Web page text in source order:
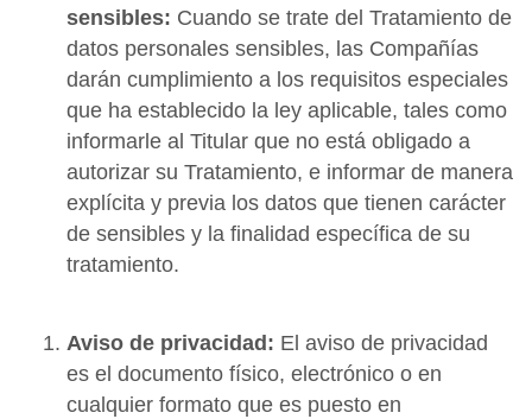
sensibles: Cuando se trate del Tratamiento de
datos personales sensibles, las Compañías
darán cumplimiento a los requisitos especiales
que ha establecido la ley aplicable, tales como
informarle al Titular que no está obligado a
autorizar su Tratamiento, e informar de manera
explícita y previa los datos que tienen carácter
de sensibles y la finalidad específica de su
tratamiento.
Aviso de privacidad: El aviso de privacidad
es el documento físico, electrónico o en
cualquier formato que es puesto en